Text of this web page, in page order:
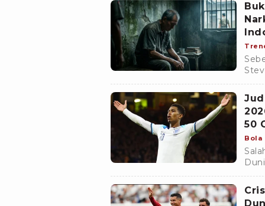
50
Bola